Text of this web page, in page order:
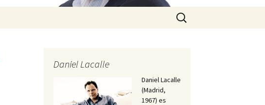
Buscar:
Daniel Lacalle
Daniel Lacalle
(Madrid,
1967) es